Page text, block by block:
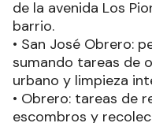
de la avenida Los
barrio.
• San José Obrero:
sumando tareas de
urbano y limpieza
• Obrero: tareas de
escombros y